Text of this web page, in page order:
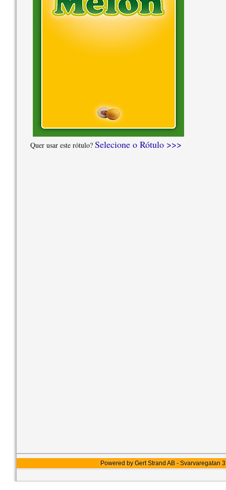
Quer usar este rótulo? Selecione o Rótulo >>>
Powered by Gert Strand AB -